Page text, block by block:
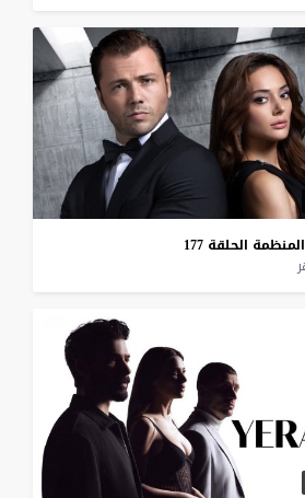
المنظمة الحلقة 177